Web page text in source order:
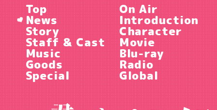
Top On Air
News Introduction
Story Character
Staff & Cast Movie
Music Blu-ray
Goods Radio
Special Global